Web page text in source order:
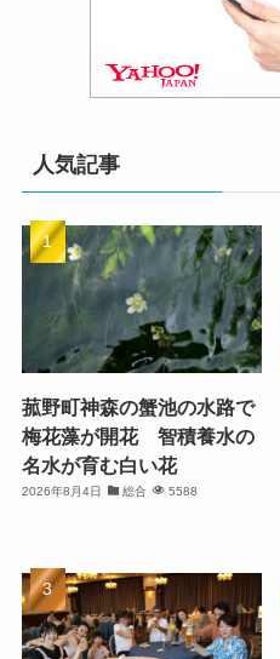
人気記事
菰野町神森の蟹池の水路で
梅花藻が開花 智積養水の
名水が育む白い花
2026年8月4日 総合 5588